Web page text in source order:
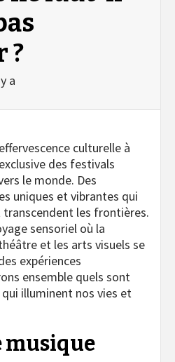
?
a
culturelle à
des festivals
le monde. Des
uniques et vibrantes qui
les frontières.
sensoriel où la
et les arts visuels se
expériences
ensemble quels sont
illuminent nos vies et
musique